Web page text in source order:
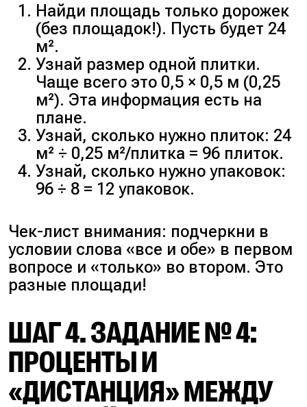
Найди площадь только дорожек
(без площадок!). Пусть будет 24
м².
Узнай размер одной плитки.
Чаще всего это 0,5 × 0,5 м (0,25
м²). Эта информация есть на
плане.
Узнай, сколько нужно плиток: 24
м² ÷ 0,25 м²/плитка = 96 плиток.
Узнай, сколько нужно упаковок:
96 ÷ 8 = 12 упаковок.
Чек-лист внимания: подчеркни в
условии слова «все и обе» в первом
вопросе и «только» во втором. Это
разные площади!
ШАГ 4. ЗАДАНИЕ № 4:
ПРОЦЕНТЫ И
«ДИСТАНЦИЯ» МЕЖДУ